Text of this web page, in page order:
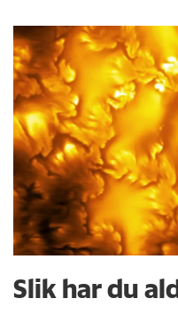
Slik har du